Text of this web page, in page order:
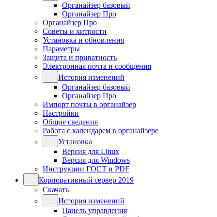
Органайзер базовый
Органайзер Про
Органайзер Про
Советы и хитрости
Установка и обновления
Параметры
Защита и приватность
Электронная почта и сообщения
История изменений
Органайзер базовый
Органайзер Про
Импорт почты в органайзер
Настройки
Общие сведения
Работа с календарем в органайзере
Установка
Версия для Linux
Версия для Windows
Инструкции ГОСТ и PDF
Корпоративный сервер 2019
Скачать
История изменений
Панель управления